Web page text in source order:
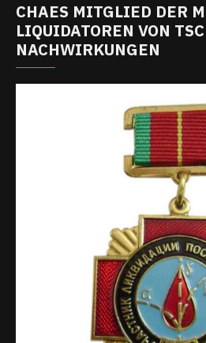
CHAES MITGLIED DER
LIQUIDATOREN VON
NACHWIRKUNGEN